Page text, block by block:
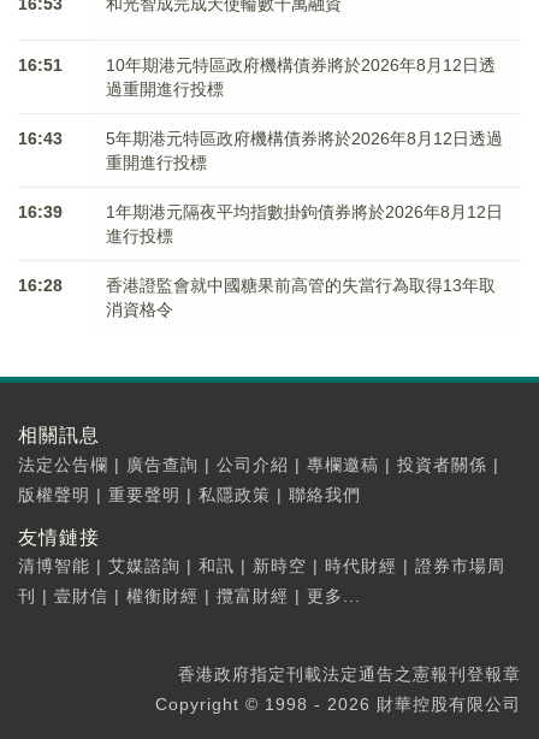
16:53 和光智成完成天使輪數千萬融資
16:51
10年期港元特區政府機構債券將於2026年8月12日透
過重開進行投標
16:43
5年期港元特區政府機構債券將於2026年8月12日透過
重開進行投標
16:39
1年期港元隔夜平均指數掛鉤債券將於2026年8月12日
進行投標
16:28
香港證監會就中國糖果前高管的失當行為取得13年取
消資格令
相關訊息
法定公告欄 | 廣告查詢 | 公司介紹 | 專欄邀稿 | 投資者關係 |
版權聲明 | 重要聲明 | 私隱政策 | 聯絡我們
友情鏈接
清博智能 | 艾媒諮詢 | 和訊 | 新時空 | 時代財經 | 證券市場周
刊
| 壹財信 | 權衡財經 | 攬富財經 | 更多...
香港政府指定刊載法定通告之憲報刊登報章
Copyright © 1998 - 2026 財華控股有限公司